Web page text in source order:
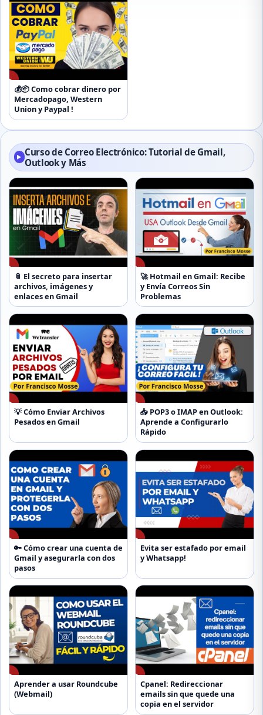
▶
💰📦 Como cobrar dinero por
Mercadopago, Western
Union y Paypal !
▶ Curso de Correo Electrónico: Tutorial de Gmail,
Outlook y Más
▶
📎 El secreto para insertar
archivos, imágenes y
enlaces en Gmail
▶
🚀 Hotmail en Gmail: Recibe
y Envía Correos Sin
Problemas
▶
💡 Cómo Enviar Archivos
Pesados en Gmail
▶
📥 POP3 o IMAP en Outlook:
Aprende a Configurarlo
Rápido
▶
🔑 Cómo crear una cuenta de
Gmail y asegurarla con dos
pasos
▶
Evita ser estafado por email
y Whatsapp!
▶
Aprender a usar Roundcube
(Webmail)
▶
Cpanel: Redireccionar
emails sin que quede una
copia en el servidor